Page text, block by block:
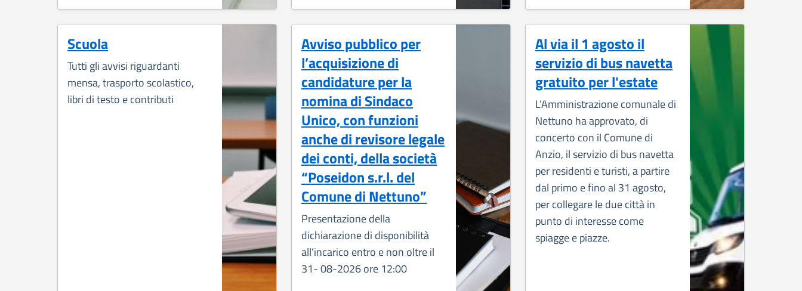
Scuola
Tutti gli avvisi riguardanti
mensa, trasporto scolastico,
libri di testo e contributi
Avviso pubblico per
l’acquisizione di
candidature per la
nomina di Sindaco
Unico, con funzioni
anche di revisore legale
dei conti, della società
“Poseidon s.r.l. del
Comune di Nettuno”
Presentazione della
dichiarazione di disponibilità
all’incarico entro e non oltre il
31- 08-2026 ore 12:00
Al via il 1 agosto il
servizio di bus navetta
gratuito per l'estate
L’Amministrazione comunale di
Nettuno ha approvato, di
concerto con il Comune di
Anzio, il servizio di bus navetta
per residenti e turisti, a partire
dal primo e fino al 31 agosto,
per collegare le due città in
punto di interesse come
spiagge e piazze.